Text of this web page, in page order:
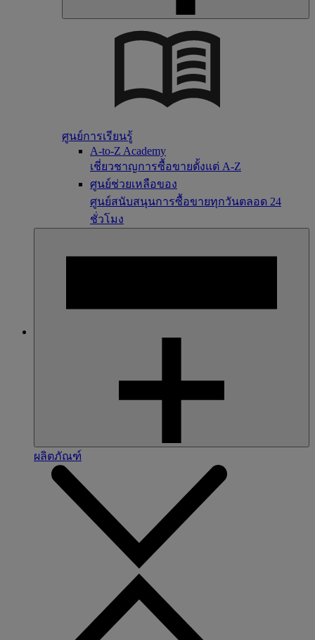
ศูนย์การเรียนรู้
A-to-Z Academy
เชี่ยวชาญการซื้อขายตั้งแต่ A-Z
ศูนย์ช่วยเหลือของ
ศูนย์สนับสนุนการซื้อขายทุกวันตลอด 24
ชั่วโมง
ผลิตภัณฑ์